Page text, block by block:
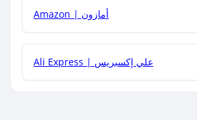
Amazon | أمازون
Ali Express | علي إكسبريس